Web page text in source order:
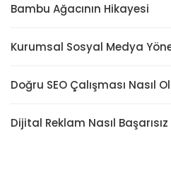
Bambu Ağacının Hikayesi
Kurumsal Sosyal Medya
Doğru SEO Çalışması Nasıl
Dijital Reklam Nasıl